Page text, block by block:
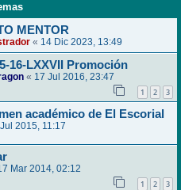
MENTOR
« 14 Dic 2023, 13:49
16-LXXVII Promoción
« 17 Jul 2016, 23:47
1 2 3
académico de El Escorial
2015, 11:17
Mar 2014, 02:12
1 2 3